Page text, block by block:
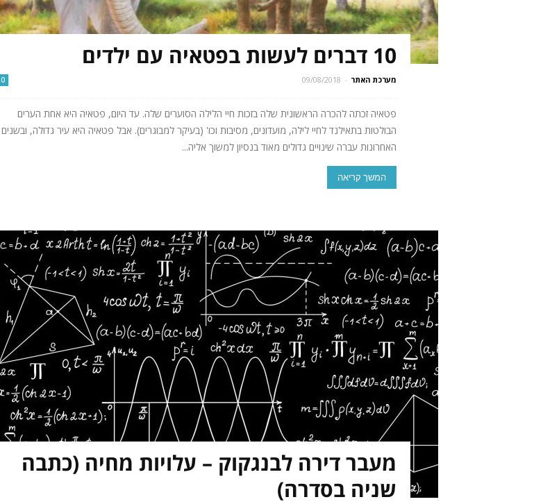
10 דברים לעשות בפטאיה עם ילדים
מערכת האתר -
09/08/2018
0
פטאיה זכתה להכרה הראשונית שלה בזכות חיי הלילה הסוערים שלה. עד היום, פטאיה היא אחת הערים
הבולטות בתאילנד לחיי לילה, מועדונים, מסיבות וכו' (בעיקר למבוגרים). אבל פטאיה היא עיר גדולה, ובשנים
האחרונות עברה שינויים גדולים מאוד בנסיון למשוך אליה...
המשך קריאה
מעבר דירה לבנגקוק – עלויות מחיה (כתבה
שניה בסדרה)